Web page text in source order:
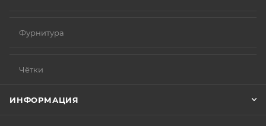
Фурнитура
Чётки
ИНФОРМАЦИЯ